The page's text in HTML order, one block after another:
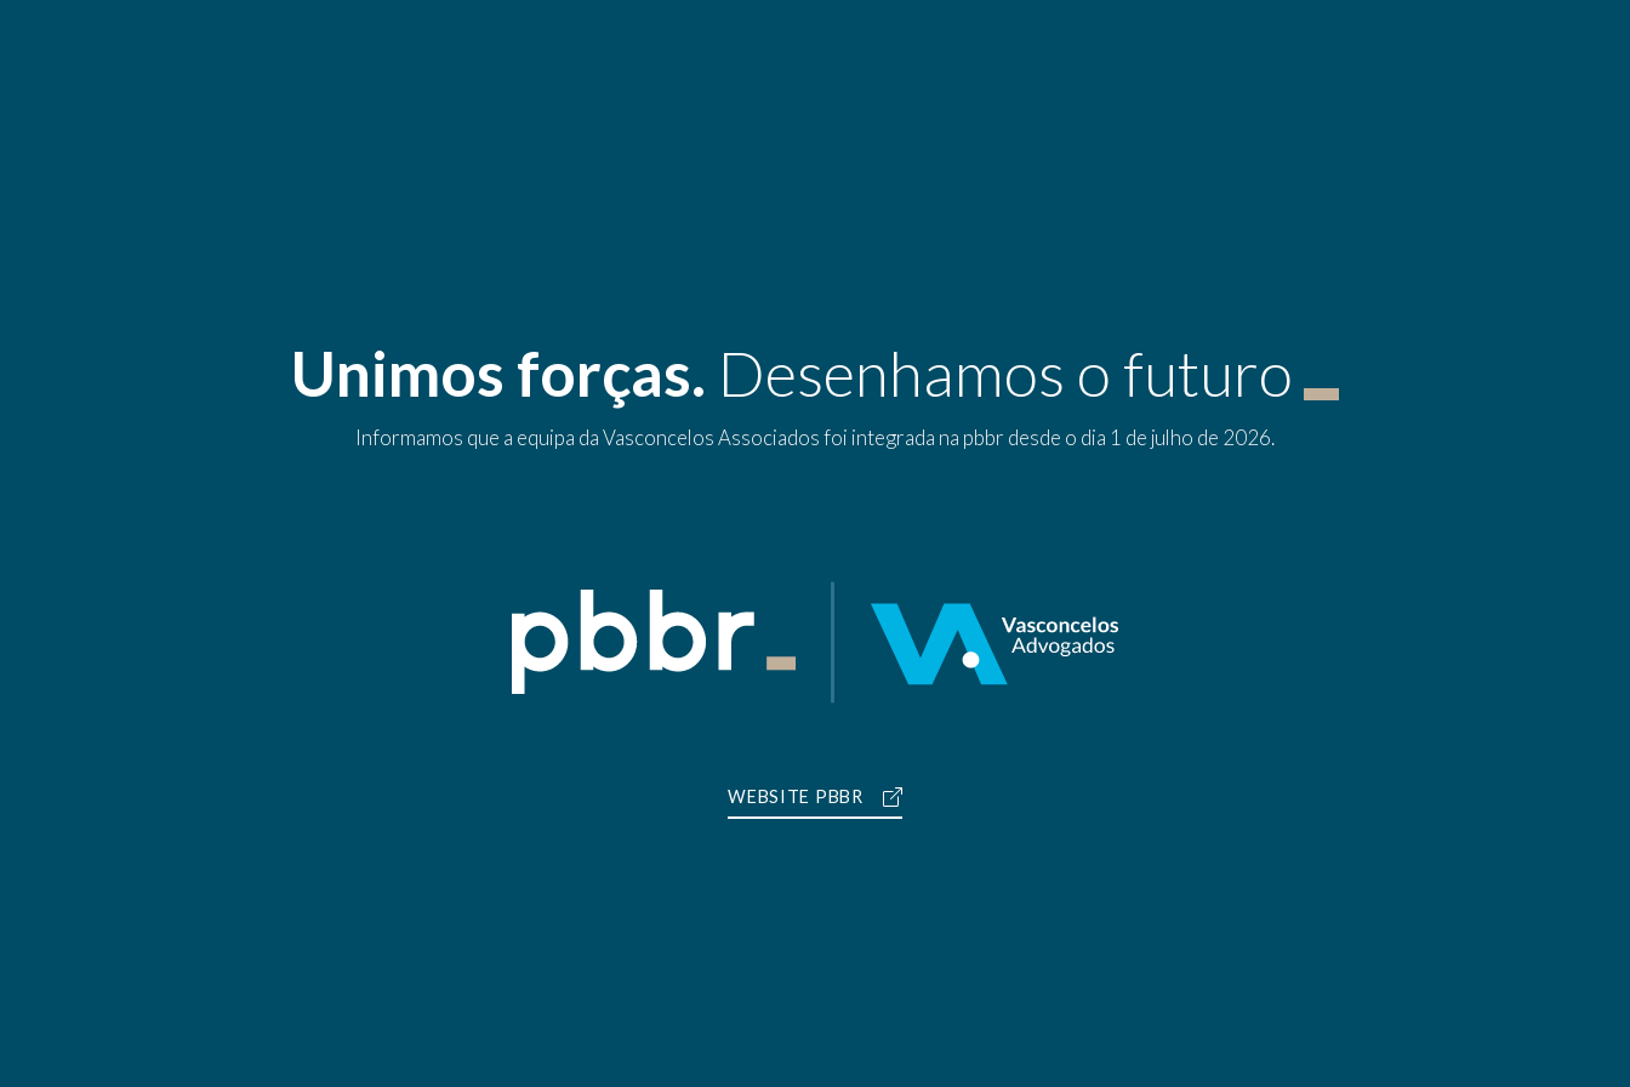
Unimos forças. Desenhamos o futuro
Informamos que a equipa da Vasconcelos Associados foi integrada na pbbr desde o dia 1 de julho de 2026.
WEBSITE PBBR